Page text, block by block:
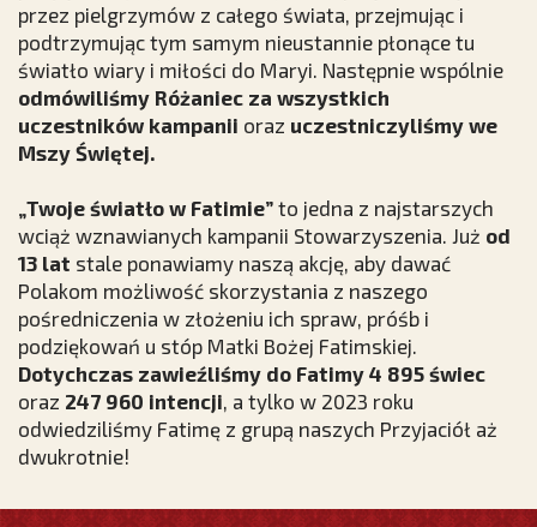
przez pielgrzymów z całego świata, przejmując i
podtrzymując tym samym nieustannie płonące tu
światło wiary i miłości do Maryi. Następnie wspólnie
odmówiliśmy Różaniec za wszystkich
uczestników kampanii oraz uczestniczyliśmy we
Mszy Świętej.
„Twoje światło w Fatimie” to jedna z najstarszych
wciąż wznawianych kampanii Stowarzyszenia. Już od
13 lat stale ponawiamy naszą akcję, aby dawać
Polakom możliwość skorzystania z naszego
pośredniczenia w złożeniu ich spraw, próśb i
podziękowań u stóp Matki Bożej Fatimskiej.
Dotychczas zawieźliśmy do Fatimy 4 895 świec
oraz 247 960 intencji , a tylko w 2023 roku
odwiedziliśmy Fatimę z grupą naszych Przyjaciół aż
dwukrotnie!